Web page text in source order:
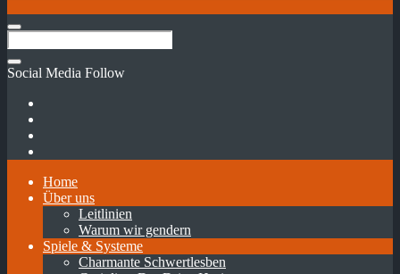
Social Media Follow
Home
Über uns
Leitlinien
Warum wir gendern
Spiele & Systeme
Charmante Schwertlesben